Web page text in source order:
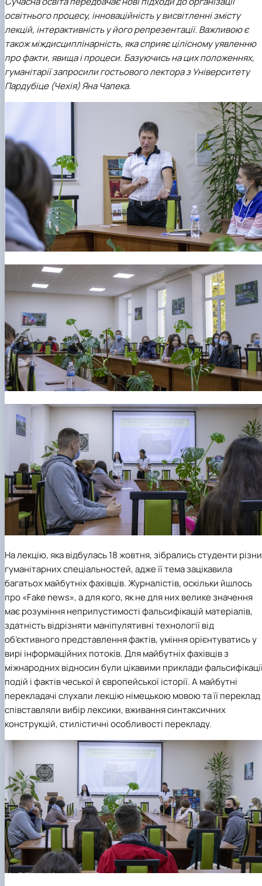
освітнього процесу, інноваційність у висвітленні змісту
лекцій, інтерактивність у його репрезентації. Важливою є
також міждисциплінарність, яка сприяє цілісному уявленню
про факти, явища і процеси. Базуючись на цих положеннях,
гуманітарії запросили гостьового лектора з Університету
Пардубіце (Чехія) Яна Чапека.
На лекцію, яка відбулась 18 жовтня, зібрались студенти
гуманітарних спеціальностей, адже її тема зацікавила
багатьох майбутніх фахівців. Журналістів, оскільки йшлось
про «Fake news», а для кого, як не для них велике значення
має розуміння неприпустимості фальсифікацій матеріалів,
здатність відрізняти маніпулятивні технології від
об’єктивного представлення фактів, уміння орієнтуватись у
вирі інформаційних потоків. Для майбутніх фахівців з
міжнародних відносин були цікавими приклади
подій і фактів чеської й європейської історії. А майбутні
перекладачі слухали лекцію німецькою мовою та її переклад
співставляли вибір лексики, вживання синтаксичних
конструкцій, стилістичні особливості перекладу.